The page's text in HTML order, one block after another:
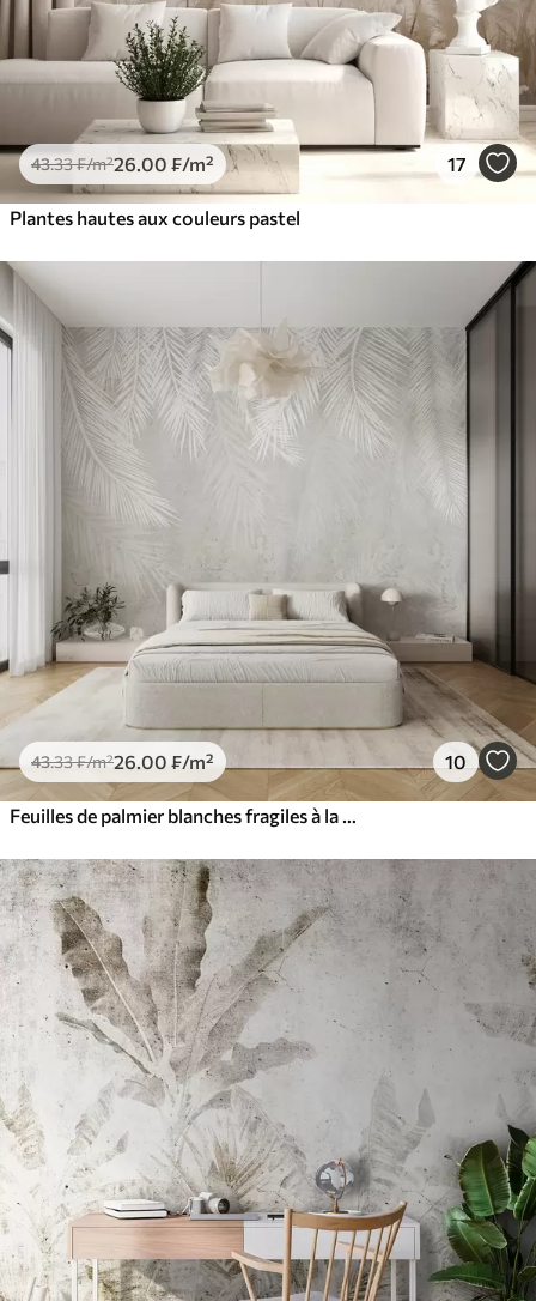
43.33₣/m²26 .00 ₣/m² 17
Plantes hautes aux couleurs pastel
43.33₣/m²26 .00 ₣/m² 10